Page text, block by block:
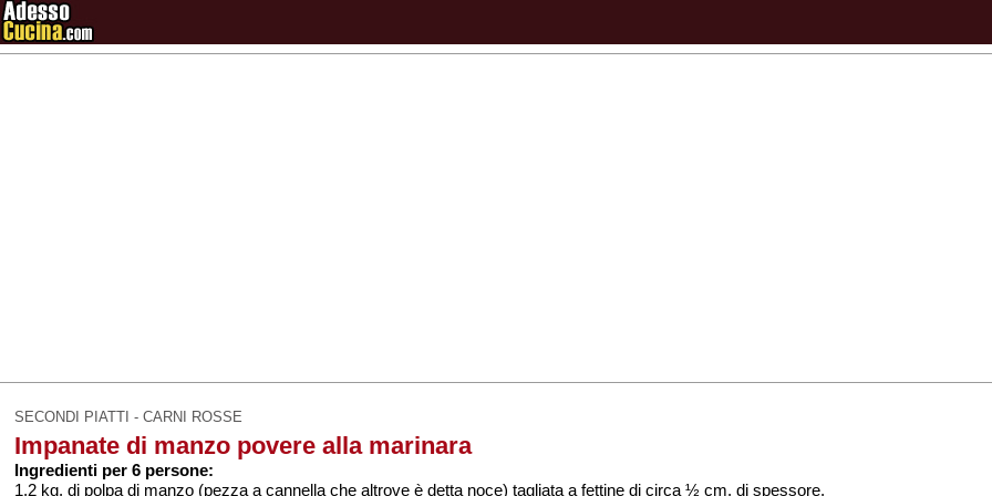
SECONDI PIATTI - CARNI ROSSE
Impanate di manzo povere alla marinara
Ingredienti per 6 persone:
1,2 kg. di polpa di manzo (pezza a cannella che altrove è detta noce) tagliata a fettine di circa ½ cm. di spessore,